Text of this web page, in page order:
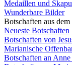
Medaillen und
Wunderbare Bilder
Botschaften aus
Neueste Botschaften
Botschaften von
Marianische
Botschaften an